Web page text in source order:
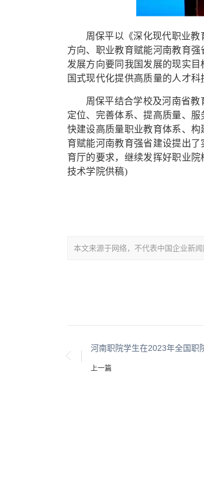
周保平以《深化现代职业
方向、职业教育赋能河南教育
发展方向要同我国发展的现实
国式现代化提供高质量的人才
周保平结合学校及河南省
定位、完善体系、提高质量、
快建设高质量职业教育体系、
育赋能河南教育强省建设提出
育厅的要求，继续发挥好职业
技术学院供稿)
本文来源于网络，不代表中国企业新
河南职院学生在2023年全国职
上一篇